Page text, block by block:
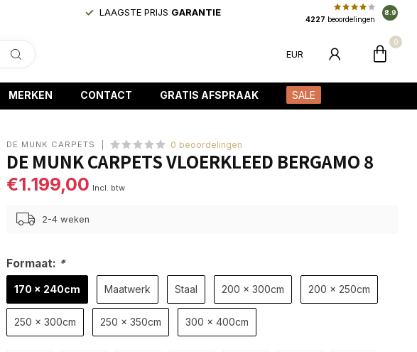
LAAGSTE PRIJS GARANTIE
4227 beoordelingen
8.9
EUR
0
MERKEN CONTACT GRATIS AFSPRAAK SALE
DE MUNK CARPETS 0 beoordelingen
DE MUNK CARPETS VLOERKLEED BERGAMO 8
€1.199,00 Incl. btw
2-4 weken
Formaat: *
170 x 240cm Maatwerk Staal 200 x 300cm 200 x 250cm
250 x 300cm 250 x 350cm 300 x 400cm